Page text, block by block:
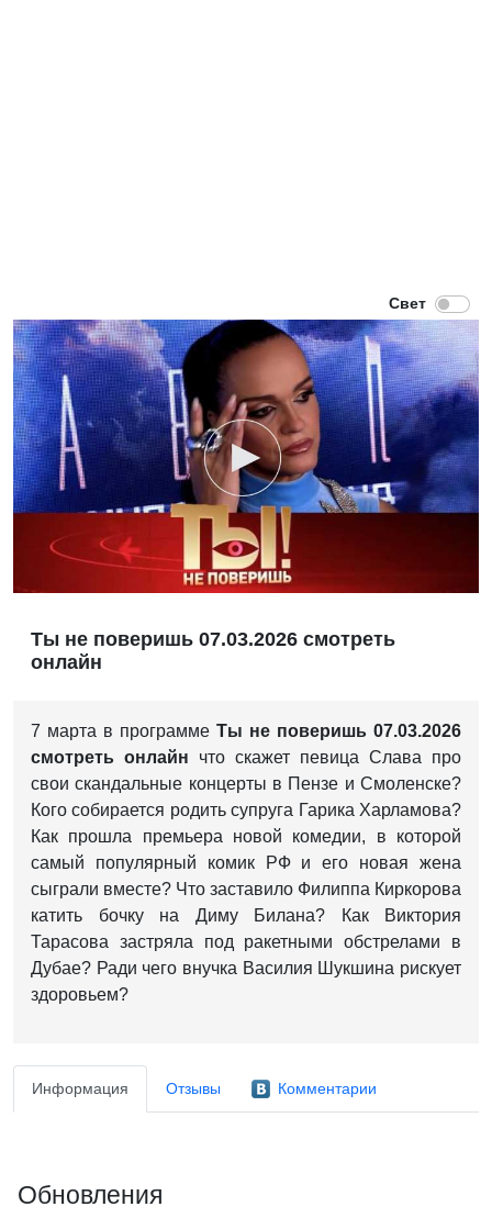
Ты не поверишь 07.03.2026 смотреть
онлайн
7 марта в программе Ты не поверишь 07.03.2026
смотреть онлайн что скажет певица Слава про
свои скандальные концерты в Пензе и Смоленске?
Кого собирается родить супруга Гарика Харламова?
Как прошла премьера новой комедии, в которой
самый популярный комик РФ и его новая жена
сыграли вместе? Что заставило Филиппа Киркорова
катить бочку на Диму Билана? Как Виктория
Тарасова застряла под ракетными обстрелами в
Дубае? Ради чего внучка Василия Шукшина рискует
здоровьем?
Информация Отзывы Комментарии
Обновления